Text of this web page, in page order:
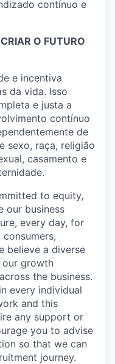
contínuo e
O FUTURO
e incentiva
da vida. Isso
e justa a
contínuo
de
sexo, raça, religião
casamento e
to equity,
our business
every day, for
believe a diverse
growth
the business.
every individual
and this
any support or
you to advise
so that we can
journey.